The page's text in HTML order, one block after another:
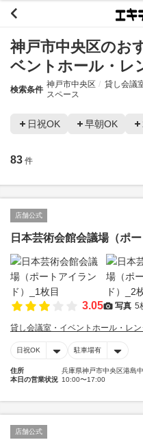
神戸市中央区のお
ベントホール・レ
検索条件
神戸市中央区
貸し会議
スペース
日祝OK 早朝OK
83 件
店舗公式
日本芸術会館会議場（ポー
3.05 写真 5
貸し会議室・イベントホール・レ
日祝OK 駐車場有
住所
兵庫県神戸市中央区港島
本日の営業状況 10:00〜17:00
店舗公式